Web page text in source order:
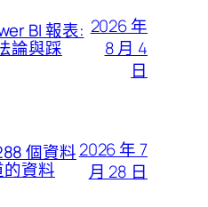
BI 報表:
論與踩
2026 年
8 月 4
日
個資料
資料
2026 年 7
月 28 日